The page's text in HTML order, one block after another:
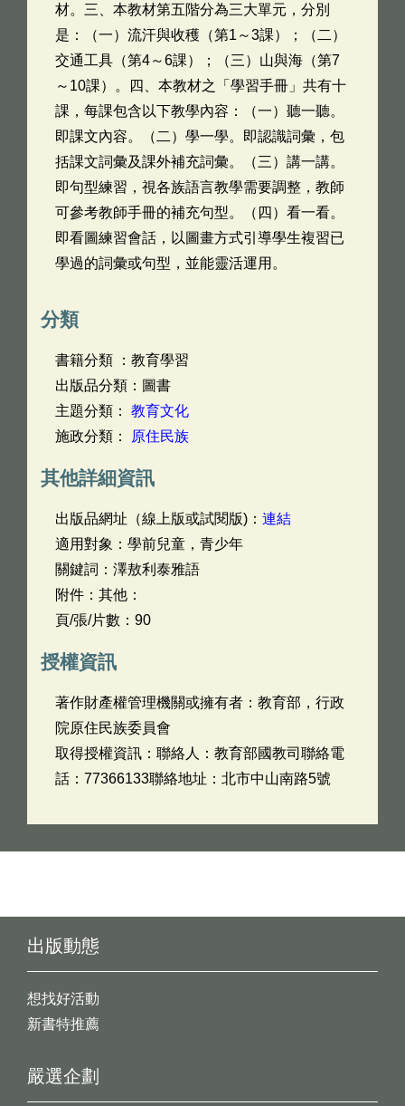
材。三、本教材第五階分為三大單元，分別
是：（一）流汗與收穫（第1～3課）；（二）
交通工具（第4～6課）；（三）山與海（第7
～10課）。四、本教材之「學習手冊」共有十
課，每課包含以下教學內容：（一）聽一聽。
即課文內容。（二）學一學。即認識詞彙，包
括課文詞彙及課外補充詞彙。（三）講一講。
即句型練習，視各族語言教學需要調整，教師
可參考教師手冊的補充句型。（四）看一看。
即看圖練習會話，以圖畫方式引導學生複習已
學過的詞彙或句型，並能靈活運用。
分類
書籍分類 ：教育學習
出版品分類：圖書
主題分類： 教育文化
施政分類：
原住民族
其他詳細資訊
出版品網址（線上版或試閱版)： 連結
適用對象：學前兒童，青少年
關鍵詞：澤敖利泰雅語
附件：其他：
頁/張/片數：90
授權資訊
著作財產權管理機關或擁有者：教育部，行政
院原住民族委員會
取得授權資訊：聯絡人：教育部國教司聯絡電
話：77366133聯絡地址：北市中山南路5號
出版動態
想找好活動
新書特推薦
嚴選企劃